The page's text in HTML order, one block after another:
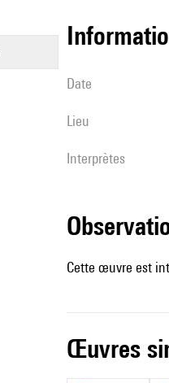
date
lieu
interprètes
Cette œuvre est
œuvres